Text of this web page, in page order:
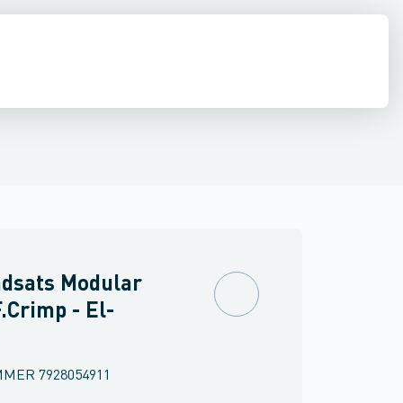
materiel
Modular
- El-
7928054911